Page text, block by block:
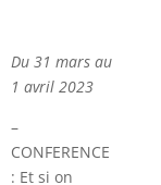
Du 31 mars au
1 avril 2023
–
CONFERENCE
: Et si on